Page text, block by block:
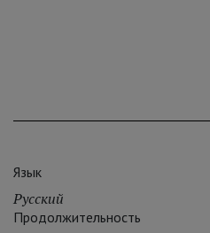
Язык
Русский
Продолжительность